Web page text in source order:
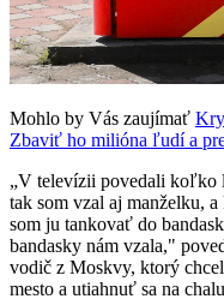
Mohlo by Vás zaujímať
Zbaviť ho milióna ľudí a
„V televízii povedali koľko
tak som vzal aj manželku,
som ju tankovať do
bandasky nám vzala,"
vodič z Moskvy, ktorý
mesto a utiahnuť sa na